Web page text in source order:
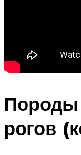
Породы
рогов